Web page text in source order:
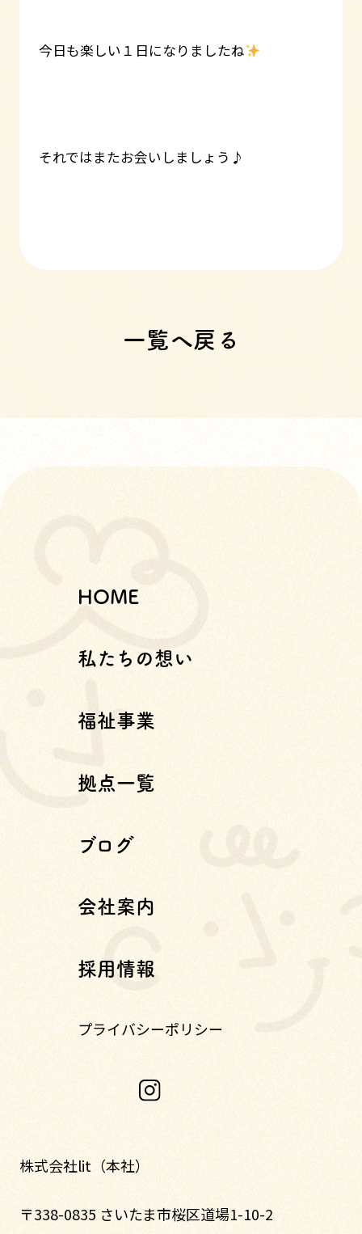
今日も楽しい１日になりましたね
それではまたお会いしましょう♪
一覧へ戻る
HOME
私たちの想い
福祉事業
拠点一覧
ブログ
会社案内
採用情報
プライバシーポリシー
株式会社lit（本社）
〒338-0835 さいたま市桜区道場1-10-2